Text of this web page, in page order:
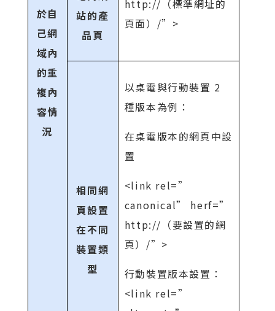
於自
己網
域內
的重
複內
容情
況
http://（標準網址的
頁面）/”>
站的產
品頁
相同網
頁設置
在不同
裝置類
型
以桌電與行動裝置 2
種版本為例：
在桌電版本的網頁中設
置
<link rel=”
canonical” herf=”
http://（要設置的網
頁）/”>
行動裝置版本設置：
<link rel=”